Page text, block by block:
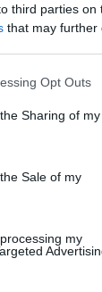
third parties on
that may further
Opt Outs
Sharing of my
Sale of my
my
medico
con
di un
di
il percorso